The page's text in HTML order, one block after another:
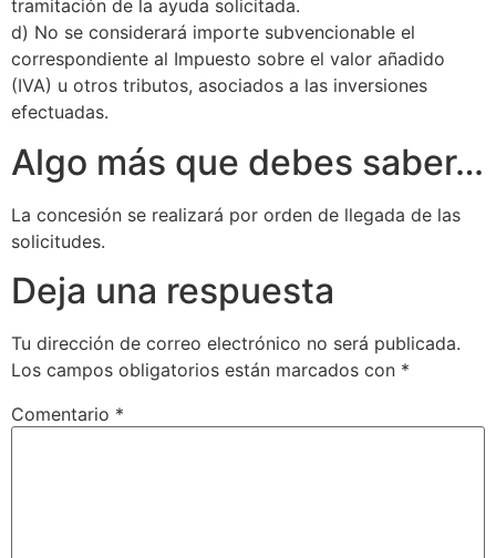
tramitación de la ayuda solicitada.
d) No se considerará importe subvencionable el
correspondiente al Impuesto sobre el valor añadido
(IVA) u otros tributos, asociados a las inversiones
efectuadas.
Algo más que debes saber…
La concesión se realizará por orden de llegada de las
solicitudes.
Deja una respuesta
Tu dirección de correo electrónico no será publicada.
Los campos obligatorios están marcados con *
Comentario *